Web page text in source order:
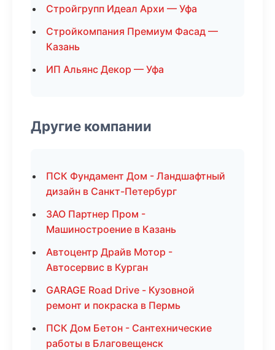
Стройгрупп Идеал Архи — Уфа
Стройкомпания Премиум Фасад —
Казань
ИП Альянс Декор — Уфа
Другие компании
ПСК Фундамент Дом - Ландшафтный
дизайн в Санкт-Петербург
ЗАО Партнер Пром -
Машиностроение в Казань
Автоцентр Драйв Мотор -
Автосервис в Курган
GARAGE Road Drive - Кузовной
ремонт и покраска в Пермь
ПСК Дом Бетон - Сантехнические
работы в Благовещенск